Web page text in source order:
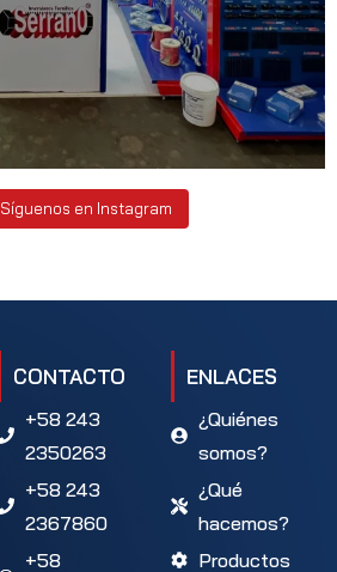
Síguenos en Instagram
CONTACTO
+58 243
2350263
+58 243
2367860
+58
ENLACES
¿Quiénes
somos?
¿Qué
hacemos?
Productos